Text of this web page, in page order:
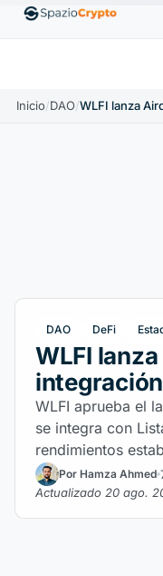
EthereumETH1880,58 US$
Inicio/DAO/
DAO DeFi
WLFI
WLFI aprueba el
se integra con
rendimientos
Por Hamza Ahmed
Actualizado 20 ago.